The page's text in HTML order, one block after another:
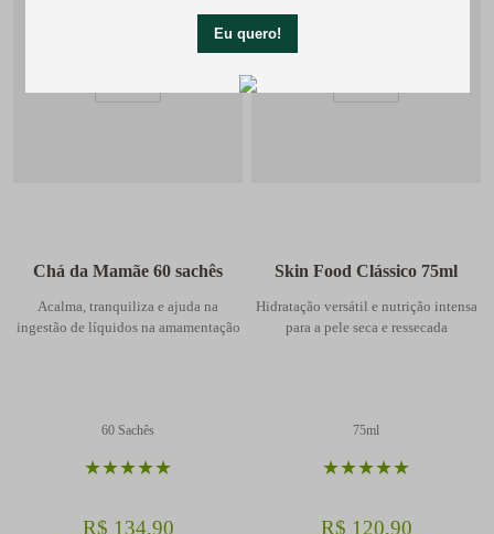
Chá da Mamãe 60 sachês
Acalma, tranquiliza e ajuda na
ingestão de líquidos na amamentação
60 Sachês
★★★★★
R$ 134,90
Skin Food Clássico 75ml
Hidratação versátil e nutrição intensa
para a pele seca e ressecada
75ml
★★★★★
R$ 120,90